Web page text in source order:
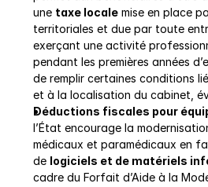
une taxe locale mise en place
territoriales et due par toute
exerçant une activité
pendant les premières années
de remplir certaines conditions
et à la localisation du cabinet,
Déductions fiscales pour
l’État encourage la
médicaux et paramédicaux en
de logiciels et de matériels
cadre du Forfait d’Aide à la